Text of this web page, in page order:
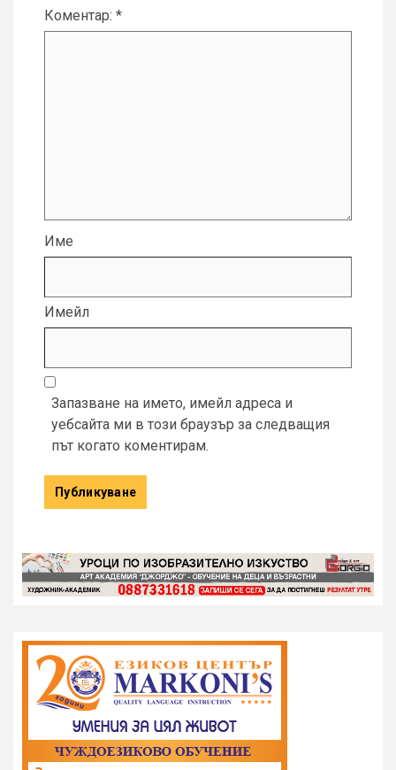
Коментар: *
Име
Имейл
Запазване на името, имейл адреса и
уебсайта ми в този браузър за следващия
път когато коментирам.